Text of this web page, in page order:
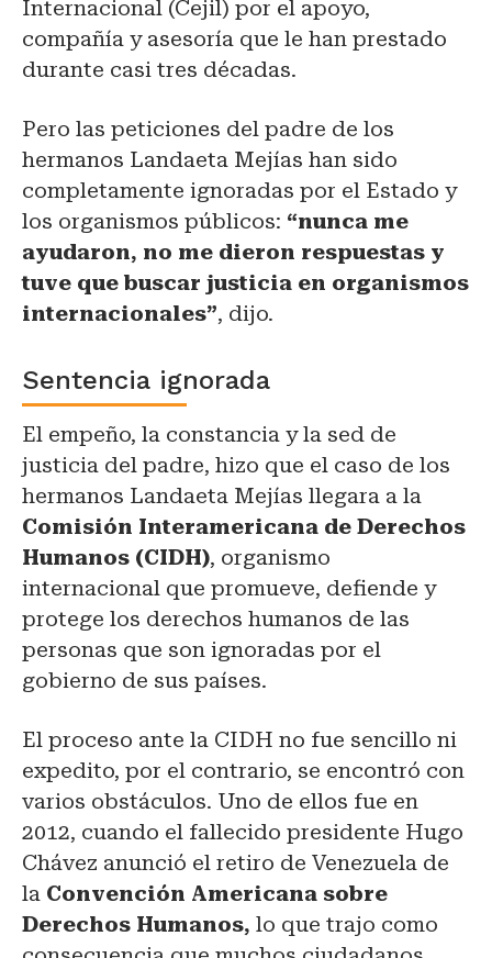
Internacional (Cejil) por el apoyo,
compañía y asesoría que le han prestado
durante casi tres décadas.
Pero las peticiones del padre de los
hermanos Landaeta Mejías han sido
completamente ignoradas por el Estado y
los organismos públicos: “nunca me
ayudaron, no me dieron respuestas y
tuve que buscar justicia en organismos
internacionales”, dijo.
Sentencia ignorada
El empeño, la constancia y la sed de
justicia del padre, hizo que el caso de los
hermanos Landaeta Mejías llegara a la
Comisión Interamericana de Derechos
Humanos (CIDH), organismo
internacional que promueve, defiende y
protege los derechos humanos de las
personas que son ignoradas por el
gobierno de sus países.
El proceso ante la CIDH no fue sencillo ni
expedito, por el contrario, se encontró con
varios obstáculos. Uno de ellos fue en
2012, cuando el fallecido presidente Hugo
Chávez anunció el retiro de Venezuela de
la Convención Americana sobre
Derechos Humanos, lo que trajo como